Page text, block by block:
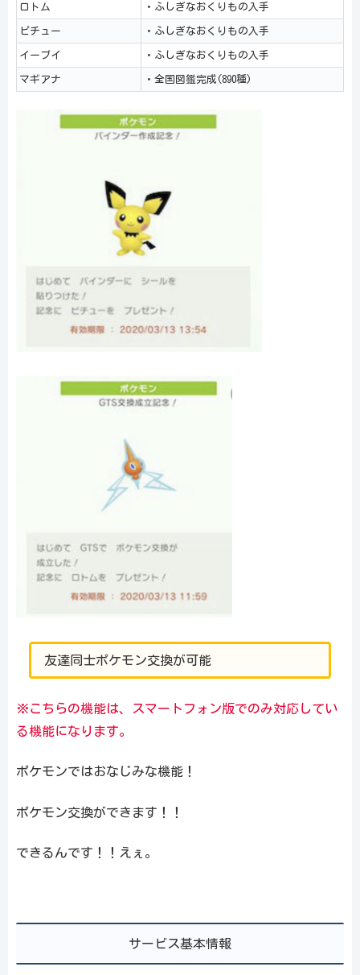
ロトム ・ふしぎなおくりもの入手
ピチュー ・ふしぎなおくりもの入手
イーブイ ・ふしぎなおくりもの入手
マギアナ ・全国図鑑完成(890種)
友達同士ポケモン交換が可能
※こちらの機能は、スマートフォン版でのみ対応してい
る機能になります。
ポケモンではおなじみな機能！
ポケモン交換ができます！！
できるんです！！えぇ。
サービス基本情報